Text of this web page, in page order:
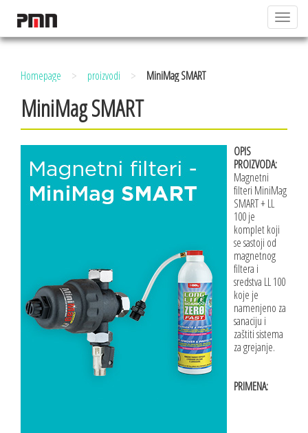
Toggle
Homepage > proizvodi > MiniMag SMART
MiniMag SMART
OPIS
PROIZVODA:
Magnetni
filteri MiniMag
SMART + LL
100 je
komplet koji
se sastoji od
magnetnog
filtera i
sredstva LL 100
koje je
namenjeno za
sanaciju i
zaštiti sistema
za grejanje.
PRIMENA: